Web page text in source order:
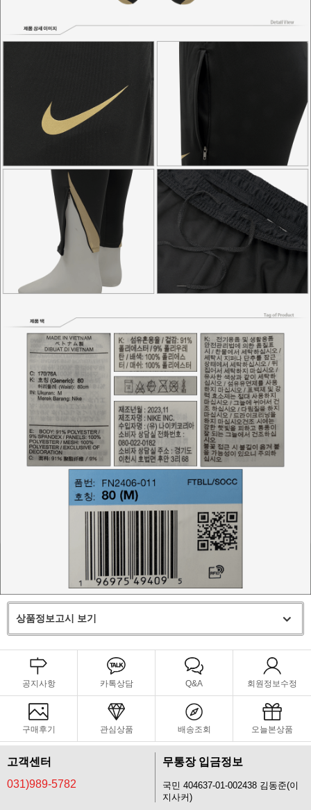
상품정보고시 보기
공지사항 카톡상담 Q&A 회원정보수정
구매후기 관심상품 배송조회 오늘본상품
고객센터
031)989-5782
무통장 입금정보
국민 404637-01-002438 김동준(이
지사커)